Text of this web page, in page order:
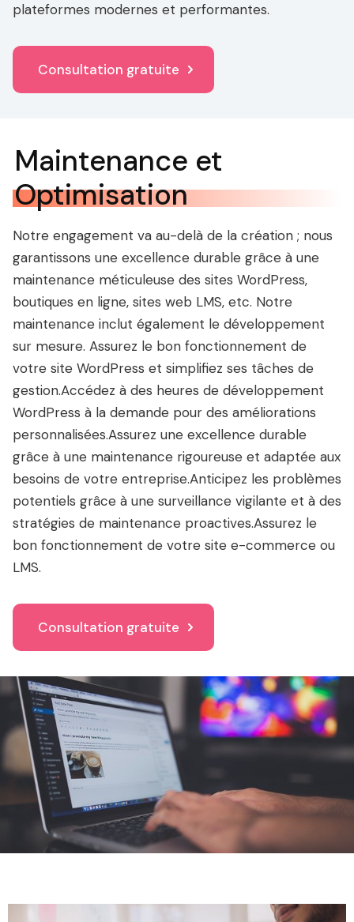
plateformes modernes et performantes.
Consultation gratuite
Maintenance et
Optimisation
Notre engagement va au-delà de la création ; nous
garantissons une excellence durable grâce à une
maintenance méticuleuse des sites WordPress,
boutiques en ligne, sites web LMS, etc. Notre
maintenance inclut également le développement
sur mesure. Assurez le bon fonctionnement de
votre site WordPress et simplifiez ses tâches de
gestion.Accédez à des heures de développement
WordPress à la demande pour des améliorations
personnalisées.Assurez une excellence durable
grâce à une maintenance rigoureuse et adaptée aux
besoins de votre entreprise.Anticipez les problèmes
potentiels grâce à une surveillance vigilante et à des
stratégies de maintenance proactives.Assurez le
bon fonctionnement de votre site e-commerce ou
LMS.
Consultation gratuite